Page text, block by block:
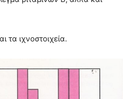
τα ιχνοστοιχεία.